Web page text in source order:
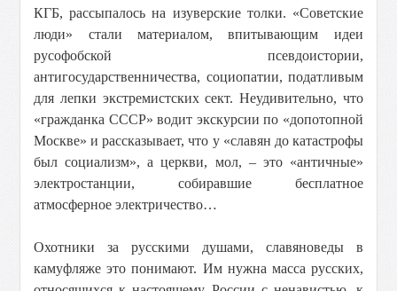
КГБ, рассыпалось на изуверские толки. «Советские
люди» стали материалом, впитывающим идеи
русофобской псевдоистории,
антигосударственничества, социопатии, податливым
для лепки экстремистских сект. Неудивительно, что
«гражданка СССР» водит экскурсии по «допотопной
Москве» и рассказывает, что у «славян до катастрофы
был социализм», а церкви, мол, – это «античные»
электростанции, собиравшие бесплатное
атмосферное электричество…
Охотники за русскими душами, славяноведы в
камуфляже это понимают. Им нужна масса русских,